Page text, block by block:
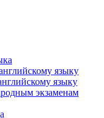
языку
языку
экзаменам